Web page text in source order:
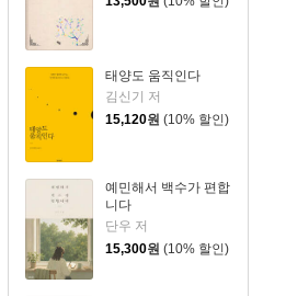
태양도 움직인다
김신기 저
15,120원 (10% 할인)
예민해서 백수가 편합
니다
단우 저
15,300원 (10% 할인)